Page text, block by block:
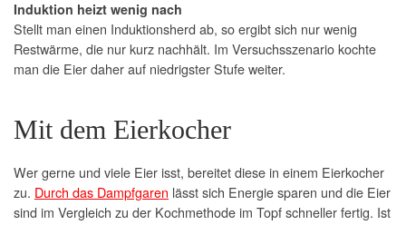
Induktion heizt wenig nach
Stellt man einen Induktionsherd ab, so ergibt sich nur wenig
Restwärme, die nur kurz nachhält. Im Versuchsszenario kochte
man die Eier daher auf niedrigster Stufe weiter.
Mit dem Eierkocher
Wer gerne und viele Eier isst, bereitet diese in einem Eierkocher
zu. Durch das Dampfgaren lässt sich Energie sparen und die Eier
sind im Vergleich zu der Kochmethode im Topf schneller fertig. Ist